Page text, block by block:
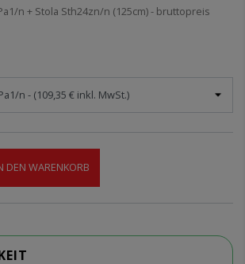
n + Stola Sth24zn/n (125cm)- bruttopreis
DEN WARENKORB